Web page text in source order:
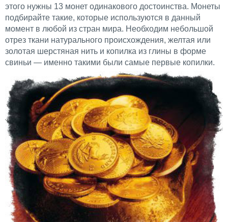
этого нужны 13 монет одинакового достоинства. Монеты
подбирайте такие, которые используются в данный
момент в любой из стран мира. Необходим небольшой
отрез ткани натурального происхождения, желтая или
золотая шерстяная нить и копилка из глины в форме
свиньи — именно такими были самые первые копилки.